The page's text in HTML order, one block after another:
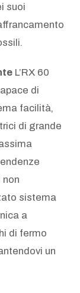
suoi
L’RX 60
di
facilità,
di grande
sistema
a
di fermo
un